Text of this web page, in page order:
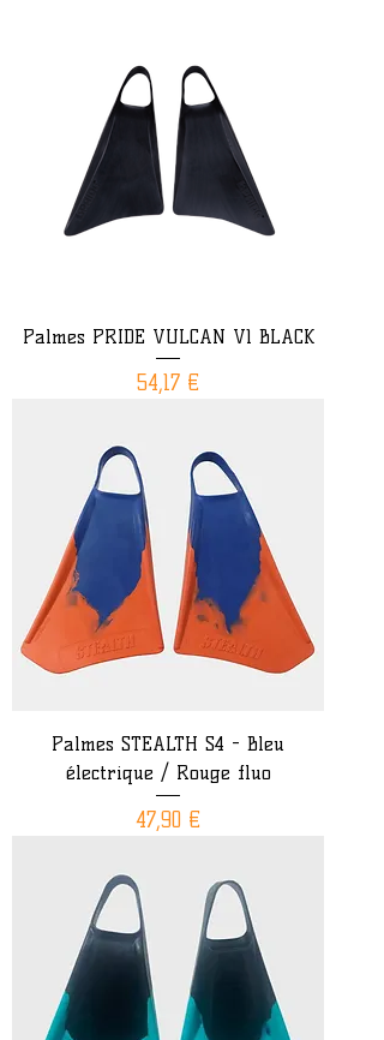
Palmes PRIDE VULCAN V1 BLACK
Prix
54,17 €
Palmes STEALTH S4 - Bleu
électrique / Rouge fluo
Prix
47,90 €